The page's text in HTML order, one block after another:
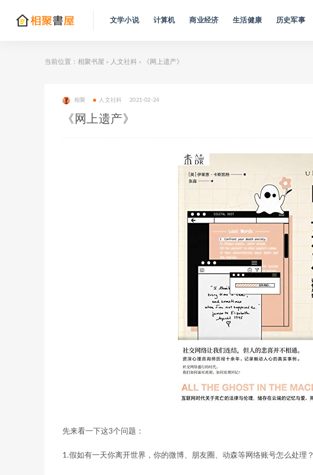
文学小说 计算机 商业经济 生活健康 历史军事
当前位置： 相聚书屋 > 人文社科 > 《网上遗产》
相聚 人文社科 2021-02-24
《网上遗产》
先来看一下这3个问题：
1.假如有一天你离开世界，你的微博、朋友圈、动森等网络账号怎么处理？